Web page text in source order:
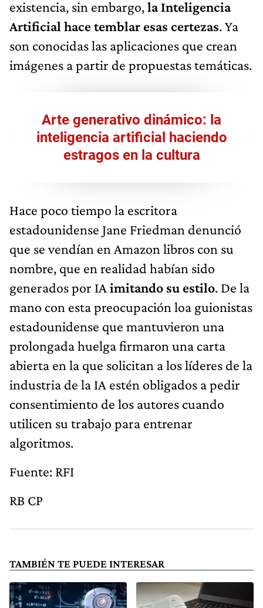
existencia, sin embargo,la Inteligencia
Artificial hace temblar esas certezas. Ya
son conocidas las aplicaciones que crean
imágenes a partir de propuestas temáticas.
Arte generativo dinámico: la
inteligencia artificial haciendo
estragos en la cultura
Hace poco tiempo la escritora
estadounidense Jane Friedman denunció
que se vendían en Amazon libros con su
nombre, que en realidad habían sido
generados por IA imitando su estilo. De la
mano con esta preocupación loa guionistas
estadounidense que mantuvieron una
prolongada huelga firmaron una carta
abierta en la que solicitan a los líderes de la
industria de la IA estén obligados a pedir
consentimiento de los autores cuando
utilicen su trabajo para entrenar
algoritmos.
Fuente: RFI
RB CP
TAMBIÉN TE PUEDE INTERESAR